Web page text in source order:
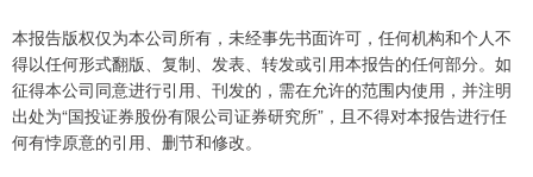
本报告版权仅为本公司所有，未经事先书面许可，任何机构和个人不
得以任何形式翻版、复制、发表、转发或引用本报告的任何部分。如
征得本公司同意进行引用、刊发的，需在允许的范围内使用，并注明
出处为“国投证券股份有限公司证券研究所”，且不得对本报告进行任
何有悖原意的引用、删节和修改。